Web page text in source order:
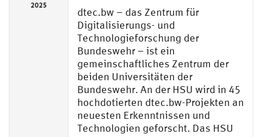
2025
dtec.bw – das Zentrum für
Digitalisierungs- und
Technologieforschung der
Bundeswehr – ist ein
gemeinschaftliches Zentrum der
beiden Universitäten der
Bundeswehr. An der HSU wird in 45
hochdotierten dtec.bw-Projekten an
neuesten Erkenntnissen und
Technologien geforscht. Das HSU